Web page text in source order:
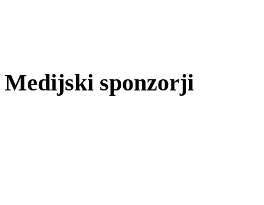
Medijski sponzorji